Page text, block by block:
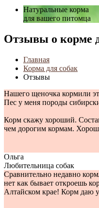
Натуральные корма
для вашего питомца
Отзывы о корме
Главная
Корма для собак
Отзывы
Нашего щеночка кормили
Пес у меня породы
Корм скажу хороший.
чем дорогим кормам.
Ольга
Любительница собак
Сравнительно недавно
нет как бывает откроешь
Алтайском крае! Корм даю